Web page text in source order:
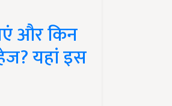
और किन
यहां इस